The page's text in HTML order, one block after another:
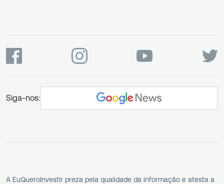
Siga-nos:
A EuQueroInvestir preza pela qualidade da informação e atesta a